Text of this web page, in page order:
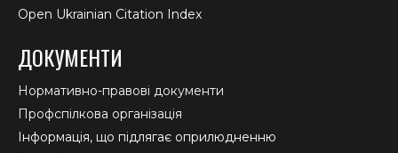
Open Ukrainian Citation Index
ДОКУМЕНТИ
Нормативно-правові документи
Профспілкова організація
Інформація, що підлягає оприлюдненню